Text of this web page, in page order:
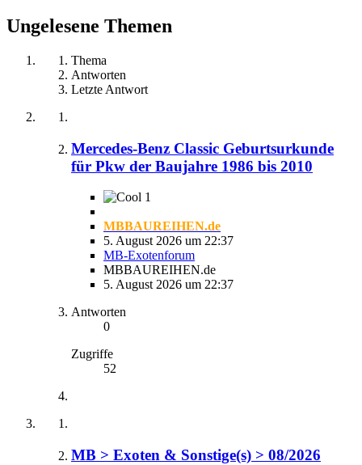
Ungelesene Themen
Thema
Antworten
Letzte Antwort
Mercedes-Benz Classic Geburtsurkunde
für Pkw der Baujahre 1986 bis 2010
1
MBBAUREIHEN.de
5. August 2026 um 22:37
MB-Exotenforum
MBBAUREIHEN.de
5. August 2026 um 22:37
Antworten
0
Zugriffe
52
MB > Exoten & Sonstige(s) > 08/2026